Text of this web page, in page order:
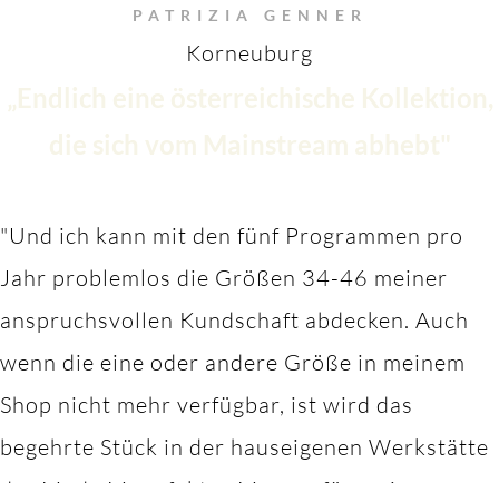
PATRIZIA GENNER
Korneuburg
„Endlich eine österreichische Kollektion,
die sich vom Mainstream abhebt"
"Und ich kann mit den fünf Programmen pro
Jahr problemlos die Größen 34-46 meiner
anspruchsvollen Kundschaft abdecken. Auch
wenn die eine oder andere Größe in meinem
Shop nicht mehr verfügbar, ist wird das
begehrte Stück in der hauseigenen Werkstätte